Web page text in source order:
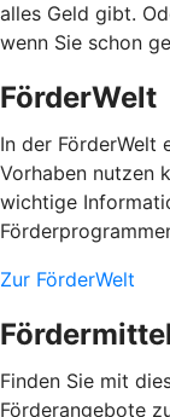
alles Geld gibt.
wenn Sie schon
FörderWelt
In der FörderWelt
Vorhaben nutzen
wichtige
Zur FörderWelt
Finden Sie mit
Förderangebote